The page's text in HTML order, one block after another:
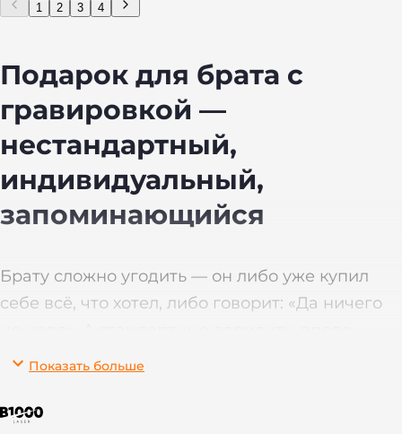
1 2 3 4
Подарок для брата с
гравировкой —
нестандартный,
индивидуальный,
запоминающийся
Брату сложно угодить — он либо уже купил
себе всё, что хотел, либо говорит: «Да ничего
духов или носков воспринимаются как
с гравировкой — это уже совсем другое дело:
Показать больше